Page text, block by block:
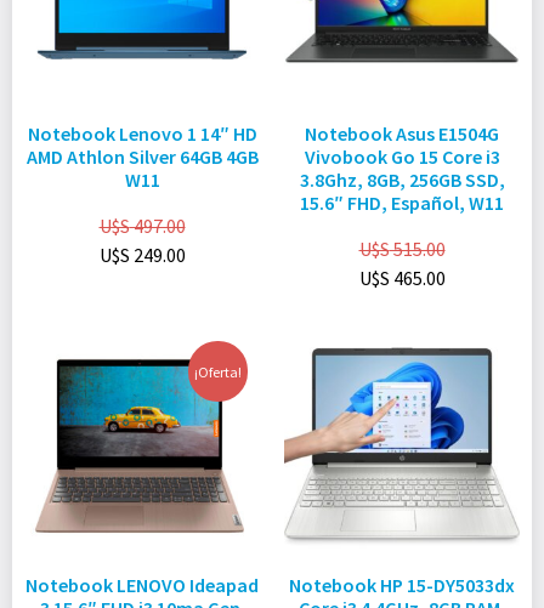
Notebook Lenovo 1 14″ HD
AMD Athlon Silver 64GB 4GB
W11
U$S497.00
U$S 249.00
Notebook Asus E1504G
Vivobook Go 15 Core i3
3.8Ghz, 8GB, 256GB SSD,
15.6″ FHD, Español, W11
U$S515.00
U$S 465.00
¡Oferta!
Notebook LENOVO Ideapad
Notebook HP 15-DY5033dx